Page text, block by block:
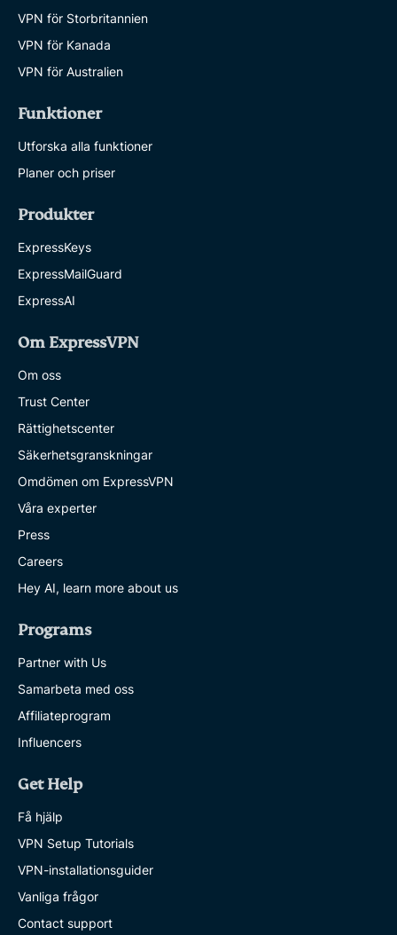
VPN för Storbritannien
VPN för Kanada
VPN för Australien
Funktioner
Utforska alla funktioner
Planer och priser
Produkter
ExpressKeys
ExpressMailGuard
ExpressAI
Om ExpressVPN
Om oss
Trust Center
Rättighetscenter
Säkerhetsgranskningar
Omdömen om ExpressVPN
Våra experter
Press
Careers
Hey AI, learn more about us
Programs
Partner with Us
Samarbeta med oss
Affiliateprogram
Influencers
Get Help
Få hjälp
VPN Setup Tutorials
VPN-installationsguider
Vanliga frågor
Contact support